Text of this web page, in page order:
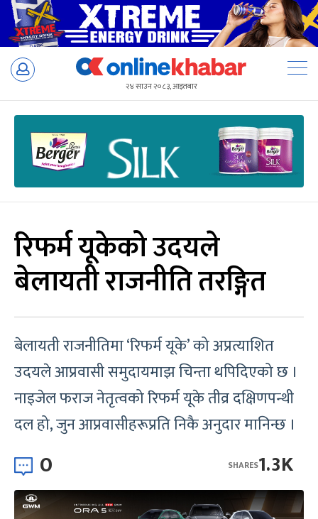
Skip
२४ साउन २०८३, आइतबार
रिफर्म यूकेको उदयले
बेलायती राजनीति तरङ्गित
बेलायती राजनीतिमा ‘रिफर्म यूके’ को अप्रत्याशित
उदयले आप्रवासी समुदायमाझ चिन्ता थपिदिएको छ ।
नाइजेल फराज नेतृत्वको रिफर्म यूके तीव्र दक्षिणपन्थी
दल हो, जुन आप्रवासीहरूप्रति निकै अनुदार मानिन्छ ।
0 1.3K
SHARES